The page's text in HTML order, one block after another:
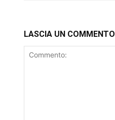
LASCIA UN COMMENTO